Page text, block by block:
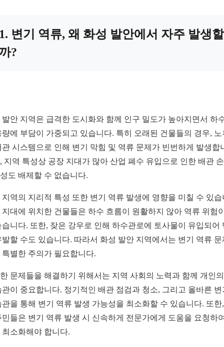
변기 역류, 왜 화성 발안에서 자주 발생할
?
발안 지역은 급격한 도시화와 함께 인구 밀도가 높아지면서 하
량에 부담이 가중되고 있습니다. 특히 오래된 건물들의 경우, 노
관 시스템으로 인해 변기 막힘 및 역류 문제가 빈번하게 발생합
지역 특성상 공장 지대가 많아 산업 폐수 유입으로 인한 배관
도 배제할 수 없습니다.
지역의 지리적 특성 또한 변기 역류 발생에 영향을 미칠 수 있습
지대에 위치한 건물들은 하수 흐름이 원활하지 않아 역류 위험
습니다. 또한, 잦은 강우로 인해 하수관로에 토사물이 유입되어
발할 수도 있습니다. 따라서 화성 발안 지역에서는 변기 역류 문
특별한 주의가 필요합니다.
문제들을 해결하기 위해서는 지역 사회의 노력과 함께 개인
관이 중요합니다. 정기적인 배관 점검과 청소, 그리고 올바른 변
관을 통해 변기 역류 발생 가능성을 최소화할 수 있습니다. 또한
민들은 변기 역류 발생 시 신속하게 전문가에게 도움을 요청하
최소화해야 합니다.